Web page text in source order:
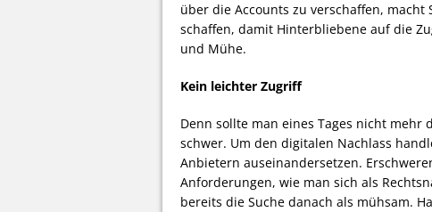
über die Accounts zu verschaffen,
schaffen, damit Hinterbliebene auf die
und Mühe.
Kein leichter Zugriff
Denn sollte man eines Tages nicht
schwer. Um den digitalen Nachlass
Anbietern auseinandersetzen.
Anforderungen, wie man sich als
bereits die Suche danach als mühsam.